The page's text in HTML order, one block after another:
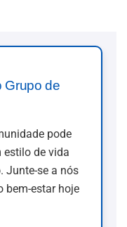
Grupo de
pode
estilo de vida
Junte-se a nós
bem-estar hoje